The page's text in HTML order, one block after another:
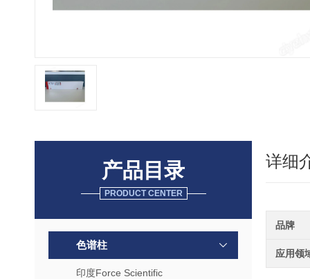
产品目录
PRODUCT CENTER
色谱柱
印度Force Scientific
详细
品牌
应用领